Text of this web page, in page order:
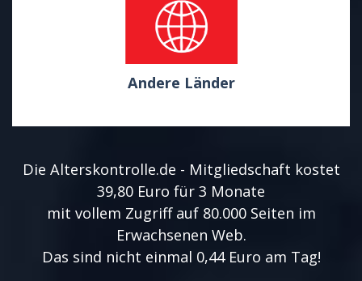
Andere Länder
Die Alterskontrolle.de - Mitgliedschaft kostet
39,80 Euro für 3 Monate
mit vollem Zugriff auf 80.000 Seiten im
Erwachsenen Web.
Das sind nicht einmal 0,44 Euro am Tag!